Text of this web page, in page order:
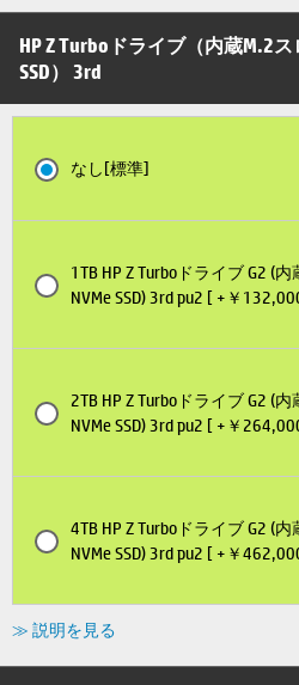
HP Z Turboドライブ（内蔵M.2
SSD） 3rd
なし[標準]
1TB HP Z Turboドライブ G2 (
NVMe SSD) 3rd pu2 [ +￥
2TB HP Z Turboドライブ G2 (
NVMe SSD) 3rd pu2 [ +￥
4TB HP Z Turboドライブ G2 (
NVMe SSD) 3rd pu2 [ +￥
≫ 説明を見る